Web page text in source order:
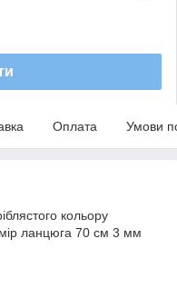
Оплата Умови
кольору
ланцюга 70 см 3 мм